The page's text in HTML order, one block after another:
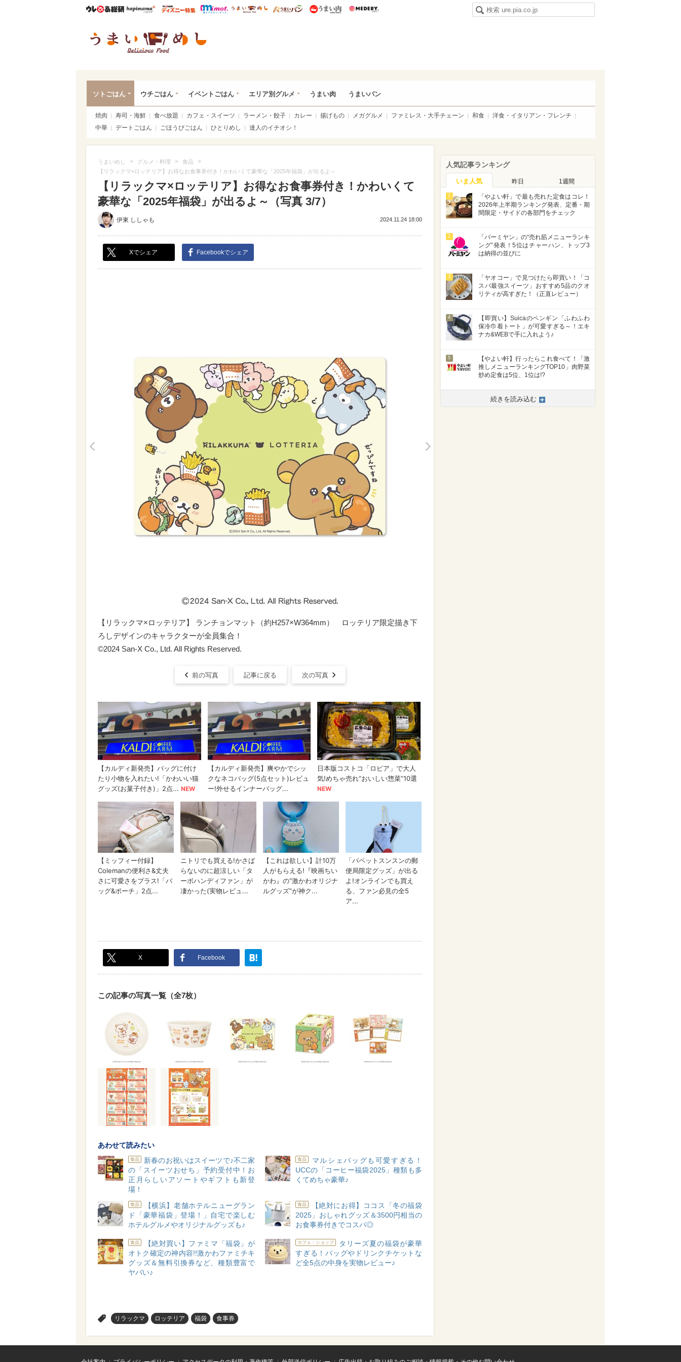
ウレぴあ総研ハピママ* ウレぴあ総研 ディズニー特集
mimot. うまいめし うまいパン うまい肉
ソトごはん ウチごはん イベントごはん エリア別グルメ うまい肉 うまいパン
焼肉 寿司・海鮮 食べ放題 カフェ・スイーツ ラーメン・餃子 カレー 揚げもの メガグルメ ファミレス・大手チェーン 和食
洋食・イタリアン・フレンチ
中華
デートごはん ごほうびごはん ひとりめし 達人のイチオシ！
うまいめし > グルメ・料理 > 食品 >
【リラックマ×ロッテリア】お得なお食事券付き！かわいくて豪華な「2025年福袋」が出るよ～
【リラックマ×ロッテリア】お得なお食事券付き！かわいくて
豪華な「2025年福袋」が出るよ～（写真 3/7）
伊東 ししゃも 2024.11.24 18:00
Xでシェア Facebookでシェア
【リラックマ×ロッテリア】 ランチョンマット（約H257×W364mm） ロッテリア限定描き下
ろしデザインのキャラクターが全員集合！
©2024 San-X Co., Ltd. All Rights Reserved.
前の写真 記事に戻る 次の写真
X Facebook
この記事の写真一覧（全7枚）
あわせて読みたい
食品
新春のお祝いはスイーツで♪不二家
の「スイーツおせち」予約受付中！お
正月らしいアソートやギフトも新登
場！
食品
マルシェバッグも可愛すぎる！
UCCの「コーヒー福袋2025」種類も多
くてめちゃ豪華♪
食品
【横浜】老舗ホテルニューグラン
ド「豪華福袋」登場！」自宅で楽しむ
ホテルグルメやオリジナルグッズも♪
食品
【絶対にお得】ココス「冬の福袋
2025」おしゃれグッズ＆3500円相当の
お食事券付きでコスパ◎
食品
【絶対買い】ファミマ「福袋」が
オトク確定の神内容!!激かわファミチキ
グッズ＆無料引換券など、種類豊富で
ヤバい♪
カフェ・ショップ
タリーズ夏の福袋が豪華
すぎる！バッグやドリンクチケットな
ど全5点の中身を実物レビュー♪
リラックマ ロッテリア 福袋 食事券
人気記事ランキング
いま人気 昨日 1週間
1
「やよい軒」で最も売れた定食はコレ！
2026年上半期ランキング発表、定番・期
間限定・サイドの各部門をチェック
2
「バーミヤン」の“売れ筋メニューランキ
ング”発表！5位はチャーハン、トップ3
は納得の並びに
3
「ヤオコー」で見つけたら即買い！「コ
スパ最強スイーツ」おすすめ5品のクオ
リティが高すぎた！（正直レビュー）
4
【即買い】Suicaのペンギン「ふわふわ
保冷巾着トート」が可愛すぎる～！エキ
ナカ&WEBで手に入れよう♪
5
【やよい軒】行ったらこれ食べて！「激
推しメニューランキングTOP10」肉野菜
炒め定食は5位、1位は!?
続きを読み込む